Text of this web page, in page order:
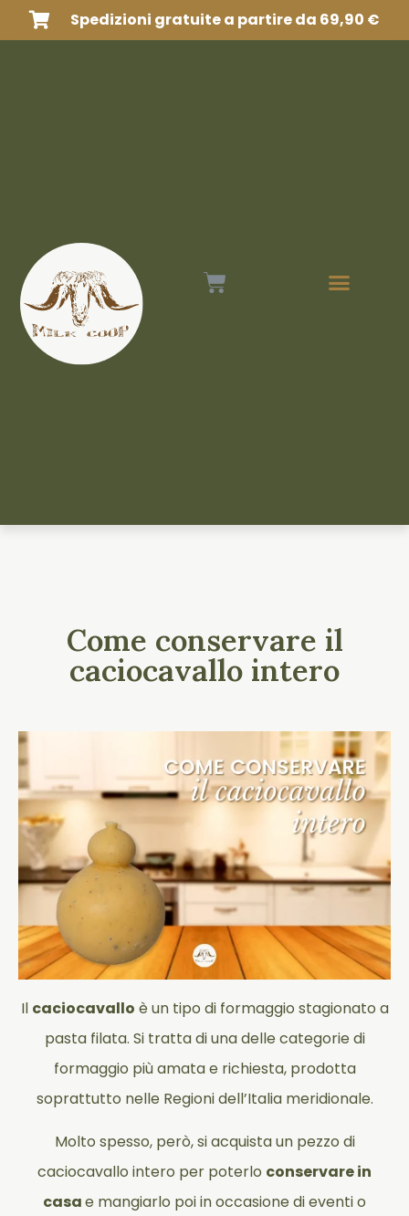
Spedizioni gratuite a partire da 69,90 €
Come conservare il
caciocavallo intero
Il caciocavallo è un tipo di formaggio stagionato a
pasta filata. Si tratta di una delle categorie di
formaggio più amata e richiesta, prodotta
soprattutto nelle Regioni dell’Italia meridionale.
Molto spesso, però, si acquista un pezzo di
caciocavallo intero per poterlo conservare in
casae mangiarlo poi in occasione di eventi o